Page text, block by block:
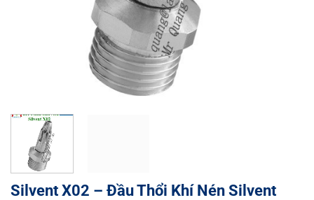
Silvent X02 – Đầu Thổi Khí Nén Silvent